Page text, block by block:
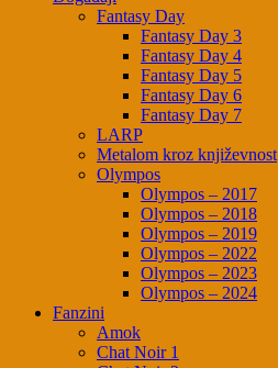
Fantasy Day
Fantasy Day 3
Fantasy Day 4
Fantasy Day 5
Fantasy Day 6
Fantasy Day 7
LARP
Metalom kroz književnost
Olympos
Olympos – 2017
Olympos – 2018
Olympos – 2019
Olympos – 2022
Olympos – 2023
Olympos – 2024
Fanzini
Amok
Chat Noir 1